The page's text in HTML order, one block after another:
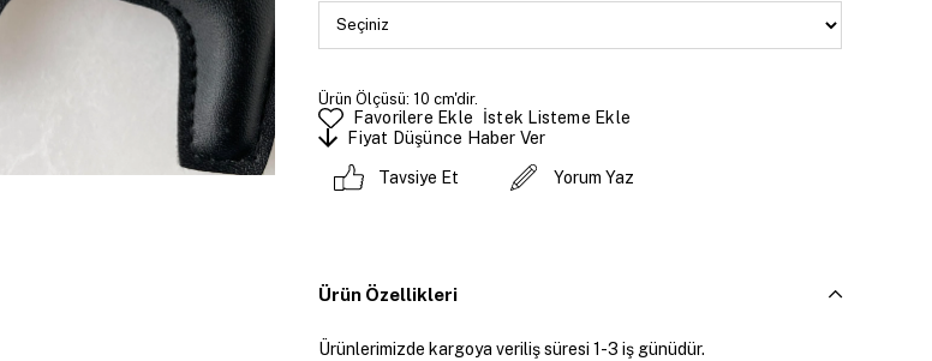
Ürün Ölçüsü: 10 cm'dir.
Favorilere Ekle
İstek Listeme Ekle
Fiyat Düşünce Haber Ver
Tavsiye Et Yorum Yaz
Ürün Özellikleri
Ürünlerimizde kargoya veriliş süresi 1-3 iş günüdür.